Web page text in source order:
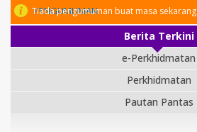
PENGUMUMAN
Tiada pengumuman buat masa sekarang
Berita Terkini
e-Perkhidmatan
Perkhidmatan
Pautan Pantas